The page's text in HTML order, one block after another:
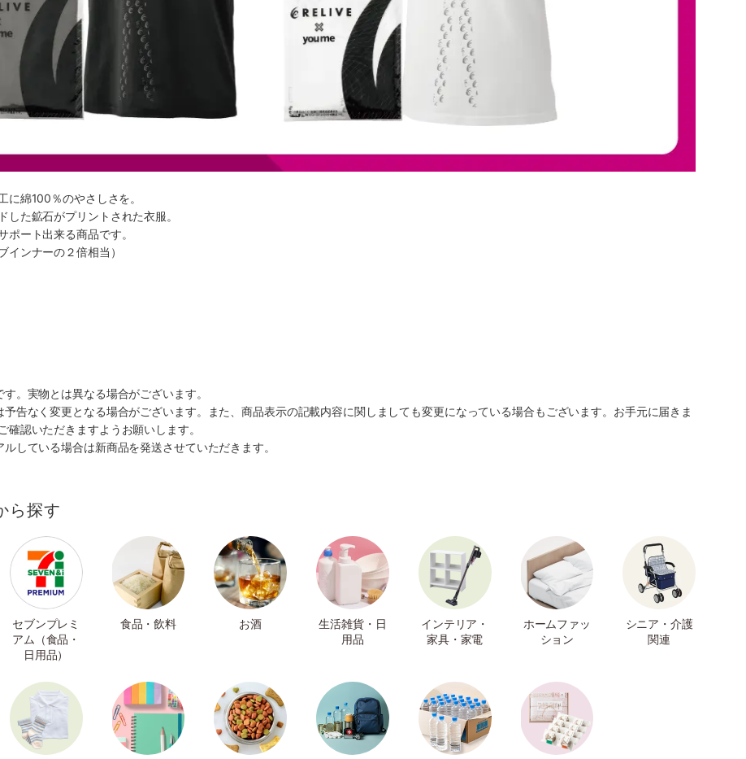
に綿100％のやさしさを。
した鉱石がプリントされた衣服。
ポート出来る商品です。
インナーの２倍相当）
。実物とは異なる場合がございます。
告なく変更となる場合がございます。また、商品表示の記載内容に関しましても変更になっている場合もございます。お手元に届きま
確認いただきますようお願いします。
している場合は新商品を発送させていただきます。
ら探す
セブンプレミ
アム（食品・
日用品）
食品・飲料 お酒
生活雑貨・日
用品
インテリア・
家具・家電
ホームファッ
ション
シニア・介護
関連